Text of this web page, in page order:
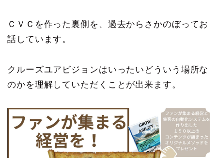
ＣＶＣを作った裏側を、過去からさかのぼってお
話しています。
クルーズユアビジョンはいったいどういう場所な
のかを理解していただくことが出来ます。